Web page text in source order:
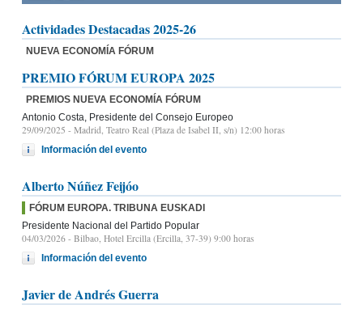
Actividades Destacadas 2025-26
NUEVA ECONOMÍA FÓRUM
PREMIO FÓRUM EUROPA 2025
PREMIOS NUEVA ECONOMÍA FÓRUM
Antonio Costa, Presidente del Consejo Europeo
29/09/2025 - Madrid, Teatro Real (Plaza de Isabel II, s/n) 12:00 horas
Información del evento
Alberto Núñez Feijóo
FÓRUM EUROPA. TRIBUNA EUSKADI
Presidente Nacional del Partido Popular
04/03/2026 - Bilbao, Hotel Ercilla (Ercilla, 37-39) 9:00 horas
Información del evento
Javier de Andrés Guerra